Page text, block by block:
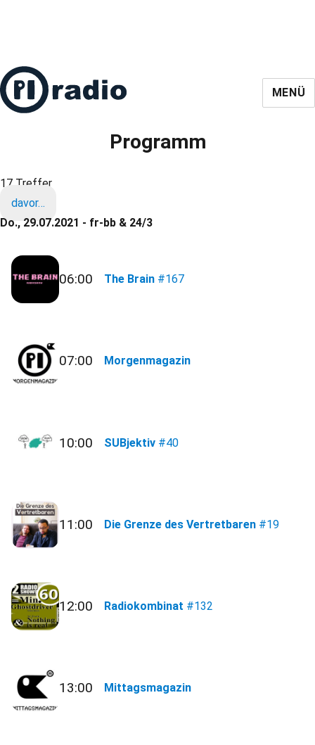
MENÜ
Programm
17 Treffer
davor…
Do., 29.07.2021 - fr-bb & 24/3
06:00 The Brain #167
07:00 Morgenmagazin
10:00 SUBjektiv #40
11:00 Die Grenze des Vertretbaren #19
12:00 Radiokombinat #132
13:00 Mittagsmagazin